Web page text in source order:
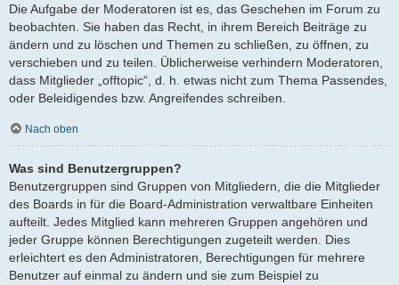
Die Aufgabe der Moderatoren ist es, das Geschehen im Forum zu
beobachten. Sie haben das Recht, in ihrem Bereich Beiträge zu
ändern und zu löschen und Themen zu schließen, zu öffnen, zu
verschieben und zu teilen. Üblicherweise verhindern Moderatoren,
dass Mitglieder „offtopic“, d. h. etwas nicht zum Thema Passendes,
oder Beleidigendes bzw. Angreifendes schreiben.
Nach oben
Was sind Benutzergruppen?
Benutzergruppen sind Gruppen von Mitgliedern, die die Mitglieder
des Boards in für die Board-Administration verwaltbare Einheiten
aufteilt. Jedes Mitglied kann mehreren Gruppen angehören und
jeder Gruppe können Berechtigungen zugeteilt werden. Dies
erleichtert es den Administratoren, Berechtigungen für mehrere
Benutzer auf einmal zu ändern und sie zum Beispiel zu